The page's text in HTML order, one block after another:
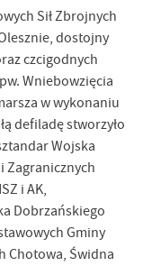
Sił Zbrojnych
dostojny
czcigodnych
Wniebowzięcia
w wykonaniu
defiladę stworzyło
Wojska
Zagranicznych
i AK,
Dobrzańskiego
Gminy
Chotowa, Świdna
trzecich lub
dostawców usług.
nasze
mediów